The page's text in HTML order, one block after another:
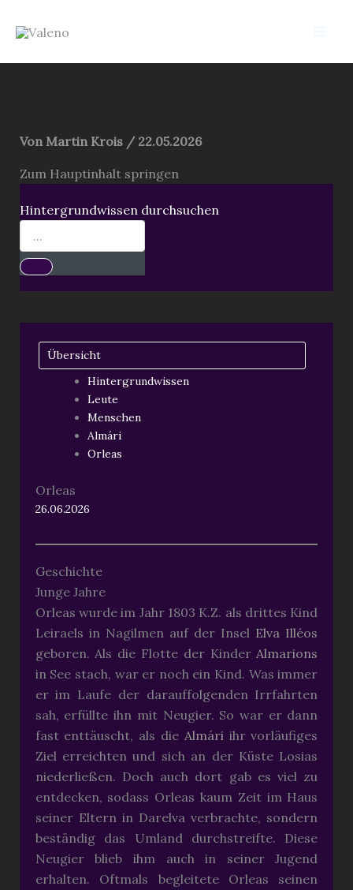
Inhalt
Von Martin Krois / 22.05.2026
Zum Hauptinhalt springen
Hintergrundwissen durchsuchen
Übersicht
Hintergrundwissen
Leute
Menschen
Almári
Orleas
Orleas
26.06.2026
Geschichte
Junge Jahre
Orleas wurde im Jahr 1803 K.Z. als drittes Kind
Leiraels in Nagilmen auf der Insel Elva Illéos
geboren. Als die Flotte der KinderAlmarions
in See stach, war er noch ein Kind. Was immer
er im Laufe der darauffolgenden Irrfahrten
sah, erfüllte ihn mit Neugier. So war er dann
fast enttäuscht, als die Almáriihr vorläufiges
Ziel erreichten und sich an der Küste Losias
niederließen. Doch auch dort gab es viel zu
entdecken, sodass Orleas kaum Zeit im Haus
seiner Eltern in Darelva verbrachte, sondern
beständig das Umland durchstreifte. Diese
Neugier blieb ihm auch in seiner Jugend
erhalten. Oftmals begleitete Orleas seinen